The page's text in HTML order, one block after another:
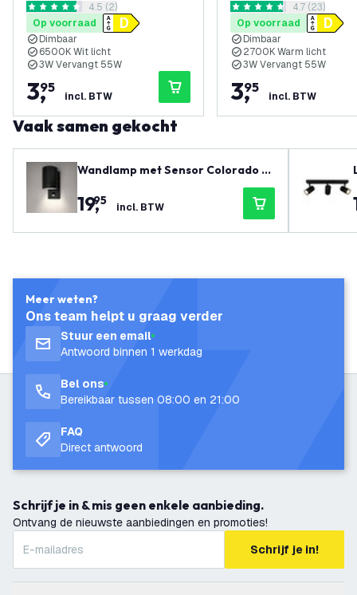
Glass
reviews drawer openen
4.5 score sterren4.5 (2)
Op voorraad
Dimbaar
6500K Wit licht
3W Vervangt 55W
3,
95
incl. BTW
Glass
reviews
4.7 score sterren4.7 (23)
Op voorraad
Dimbaar
2700K Warm licht
3W Vervangt 55W
3,
95
incl. BTW
Vaak samen gekocht
Wandlamp met Sensor Colorado -
Zwart - IP54 - Geschikt voor Binne
n & Buiten
19,
95 incl. BTW
Meer weten?
Ons team helpt u graag verder
Stuur een email
Antwoord binnen 1 werkdag
Bel ons
Bereikbaar tussen 08:00 en 21:00
FAQ
Direct antwoord
Schrijf je in & mis geen enkele aanbieding.
Ontvang de nieuwste aanbiedingen en promoties!
Schrijf je in!